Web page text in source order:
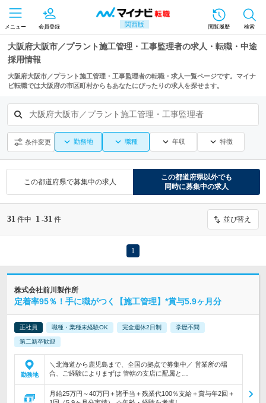
関西版
メニュー 会員登録 閲覧履歴 検索
大阪府大阪市／プラント施工管理・工事監理者の求人・転職・中途
採用情報
大阪府大阪市／プラント施工管理・工事監理者の転職・求人一覧ページです。マイナ
ビ転職では大阪府の市区町村からもあなたにぴったりの求人を探せます。
大阪府大阪市／プラント施工管理・工事監理者
条件変更 勤務地 職種 年収 特徴
この都道府県で募集中の求人
この都道府県以外でも
同時に募集中の求人
31 件中 1 -31 件 並び替え
1
株式会社前川製作所
定着率95％！手に職がつく【施工管理】*賞与5.9ヶ月分
正社員 職種・業種未経験OK 完全週休2日制 学歴不問
第二新卒歓迎
勤務地
＼北海道から鹿児島まで、全国の拠点で募集中／ 営業所の場
合、ご経験によりまずは 管轄の支店に配属と…
月給25万円～40万円＋諸手当＋残業代100％支給＋賞与年2回＋